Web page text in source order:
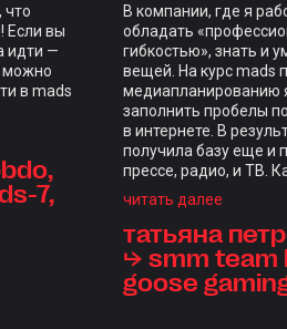
что
Если вы
идти —
можно
в mads
7,
В компании, где я
обладать
гибкостью», знать и
вещей. На курс mads
медиапланированию
заполнить пробелы
в интернете. В
получила базу еще и
прессе, радио, и ТВ.
индивидуальным
каждого студента,
редкость.
стал итоговый
проверкой на
читать далее
татьяна
⮡ smm team
goose